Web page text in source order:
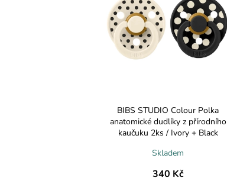
BIBS STUDIO Colour Polka
anatomické dudlíky z přírodního
kaučuku 2ks / Ivory + Black
Skladem
340 Kč